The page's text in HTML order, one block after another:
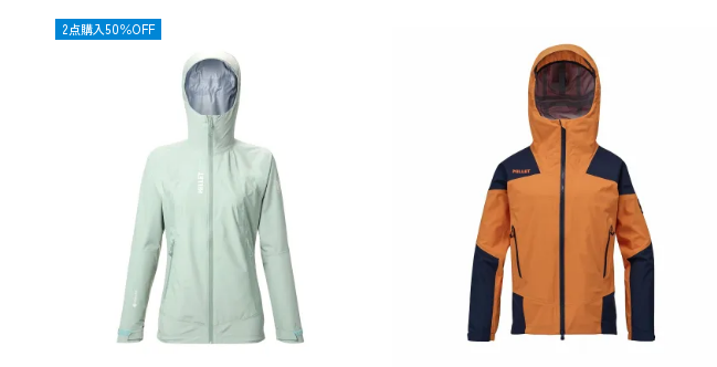
SALE
2点購入50％OFF